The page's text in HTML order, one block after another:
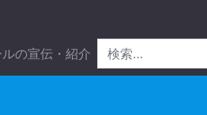
の宣伝・紹介